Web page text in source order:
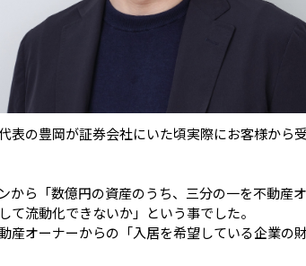
表の豊岡が証券会社にいた頃実際にお客様から
から「数億円の資産のうち、三分の一を不動産
て流動化できないか」という事でした。
産オーナーからの「入居を希望している企業の